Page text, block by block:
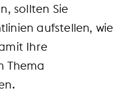
sollten Sie
aufstellen, wie
Ihre
Thema